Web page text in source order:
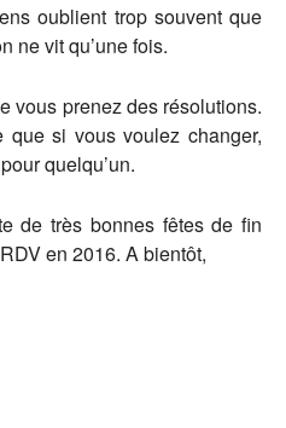
oublient trop souvent que
ne vit qu’une fois.
vous prenez des résolutions.
que si vous voulez changer,
quelqu’un.
de très bonnes fêtes de fin
en 2016. A bientôt,